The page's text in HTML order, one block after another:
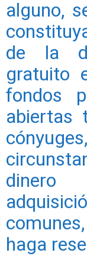
alguno,
de la
gratuito
fondos
abiertas
haga